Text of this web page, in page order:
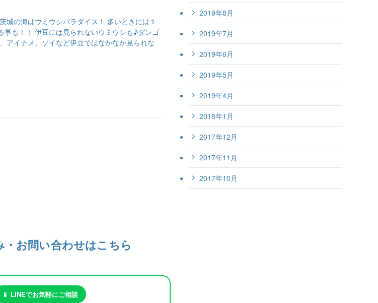
城の海はウミウシパラダイス！ 多いときには１
事も！！ 伊豆には見られないウミウシも♪ダンゴ
アイナメ、ソイなど伊豆ではなかなか見られな
2019年8月
2019年7月
2019年6月
2019年5月
2019年4月
2018年1月
2017年12月
2017年11月
2017年10月
・お問い合わせはこちら
📱 LINEでお気軽にご相談